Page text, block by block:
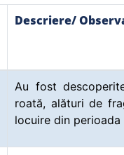
Descriere/
Au fost
roată, alături de
locuire din